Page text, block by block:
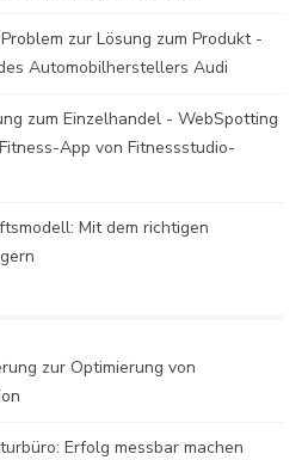
zur Lösung zum Produkt -
Automobilherstellers Audi
zum Einzelhandel - WebSpotting
App von Fitnessstudio-
Mit dem richtigen
zur Optimierung von
Erfolg messbar machen